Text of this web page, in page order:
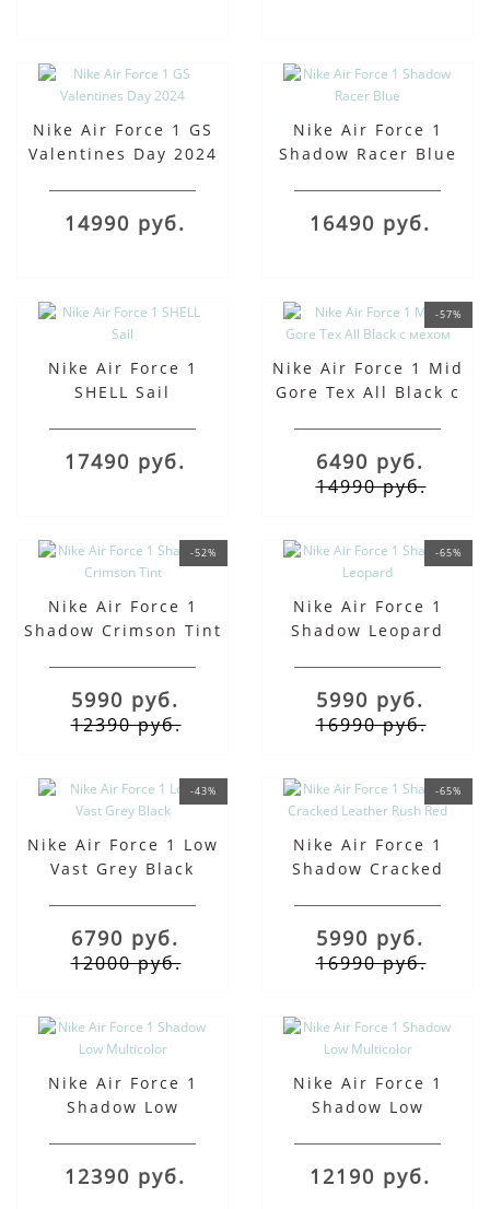
Nike Air Force 1 GS
Valentines Day 2024
14990 руб.
Nike Air Force 1
Shadow Racer Blue
16490 руб.
Nike Air Force 1
SHELL Sail
17490 руб.
-57%
Nike Air Force 1 Mid
Gore Tex All Black с
6490 руб.
14990 руб.
-52%
Nike Air Force 1
Shadow Crimson Tint
5990 руб.
12390 руб.
-65%
Nike Air Force 1
Shadow Leopard
5990 руб.
16990 руб.
-43%
Nike Air Force 1 Low
Vast Grey Black
6790 руб.
12000 руб.
-65%
Nike Air Force 1
Shadow Cracked
5990 руб.
16990 руб.
Nike Air Force 1
Shadow Low
12390 руб.
Nike Air Force 1
Shadow Low
12190 руб.